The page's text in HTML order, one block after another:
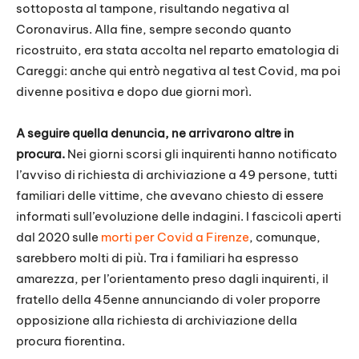
sottoposta al tampone, risultando negativa al
Coronavirus. Alla fine, sempre secondo quanto
ricostruito, era stata accolta nel reparto ematologia di
Careggi: anche qui entrò negativa al test Covid, ma poi
divenne positiva e dopo due giorni morì.
A seguire quella denuncia, ne arrivarono altre in
procura. Nei giorni scorsi gli inquirenti hanno notificato
l’avviso di richiesta di archiviazione a 49 persone, tutti
familiari delle vittime, che avevano chiesto di essere
informati sull’evoluzione delle indagini. I fascicoli aperti
dal 2020 sulle morti per Covid a Firenze, comunque,
sarebbero molti di più. Tra i familiari ha espresso
amarezza, per l’orientamento preso dagli inquirenti, il
fratello della 45enne annunciando di voler proporre
opposizione alla richiesta di archiviazione della
procura fiorentina.